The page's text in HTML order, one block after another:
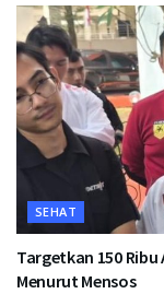
SEHAT
Targetkan 150 Ribu
Menurut Mensos